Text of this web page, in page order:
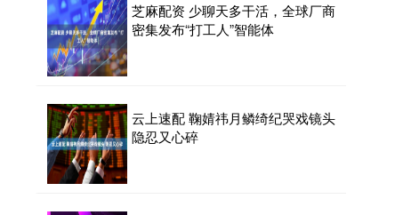
芝麻配资 少聊天多干活，全球厂商
密集发布“打工人”智能体
云上速配 鞠婧祎月鳞绮纪哭戏镜头
隐忍又心碎